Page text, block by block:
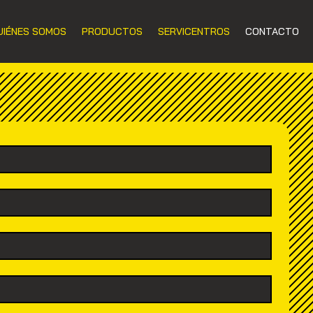
SOMOS PRODUCTOS SERVICENTROS CONTACTO